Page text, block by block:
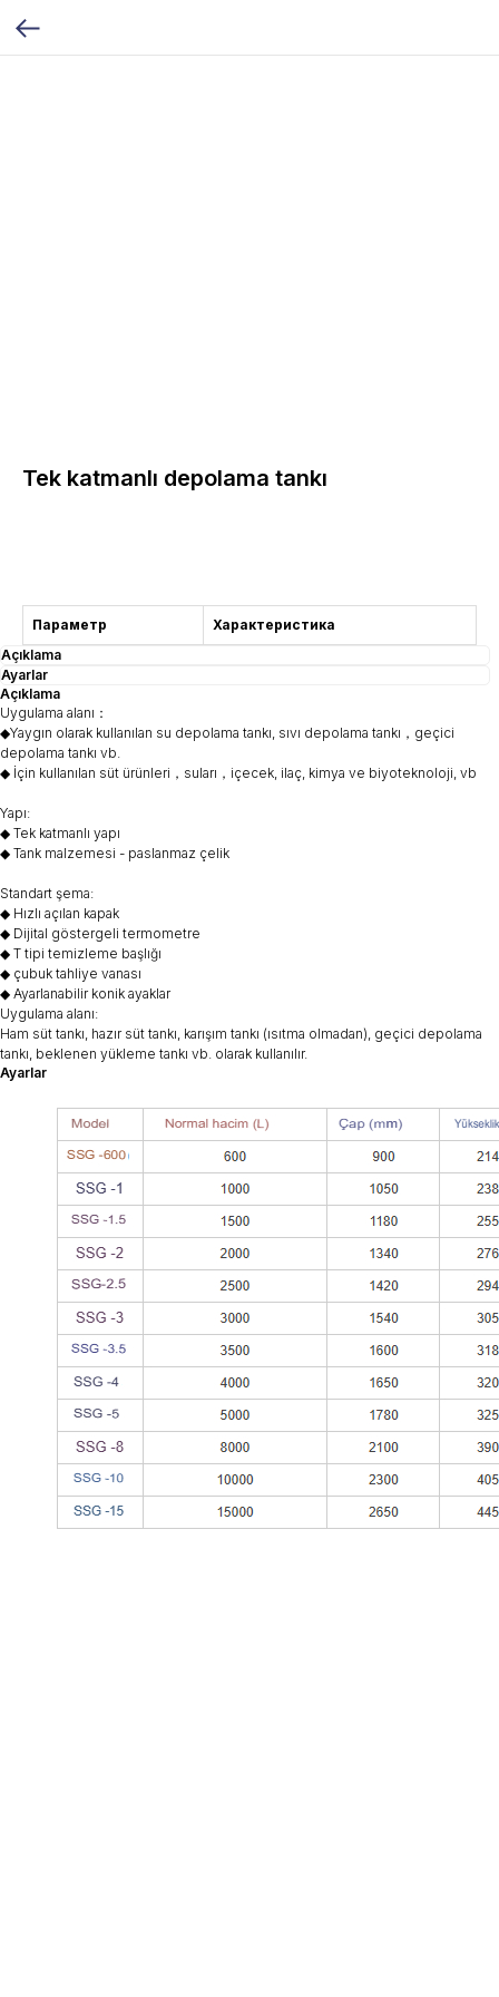
Tek katmanlı depolama tankı
Параметр
Характеристика
Açıklama
Ayarlar
Açıklama
Uygulama alanı：
◆Yaygın olarak kullanılan su depolama tankı, sıvı depolama tankı，geçici
depolama tankı vb.
◆ İçin kullanılan süt ürünleri，suları，içecek, ilaç, kimya ve biyoteknoloji, vb
Yapı:
◆ Tek katmanlı yapı
◆ Tank malzemesi - paslanmaz çelik
Standart şema:
◆ Hızlı açılan kapak
◆ Dijital göstergeli termometre
◆ T tipi temizleme başlığı
◆ çubuk tahliye vanası
◆ Ayarlanabilir konik ayaklar
Uygulama alanı:
Ham süt tankı, hazır süt tankı, karışım tankı (ısıtma olmadan), geçici depolama
tankı, beklenen yükleme tankı vb. olarak kullanılır.
Ayarlar